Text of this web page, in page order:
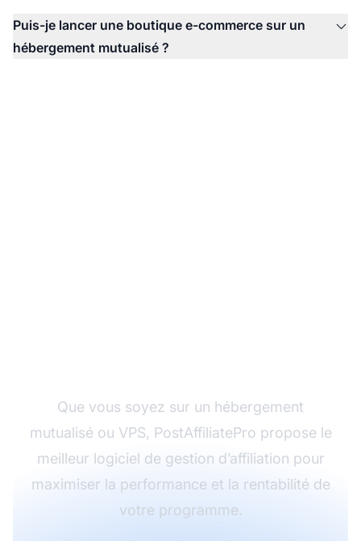
Puis-je lancer une boutique e-commerce sur un
hébergement mutualisé ?
Que vous soyez sur un hébergement
mutualisé ou VPS, PostAffiliatePro propose le
meilleur logiciel de gestion d’affiliation pour
maximiser la performance et la rentabilité de
votre programme.